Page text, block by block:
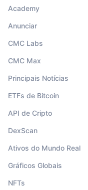
Academy
Anunciar
CMC Labs
CMC Max
Principais Notícias
ETFs de Bitcoin
API de Cripto
DexScan
Ativos do Mundo Real
Gráficos Globais
NFTs